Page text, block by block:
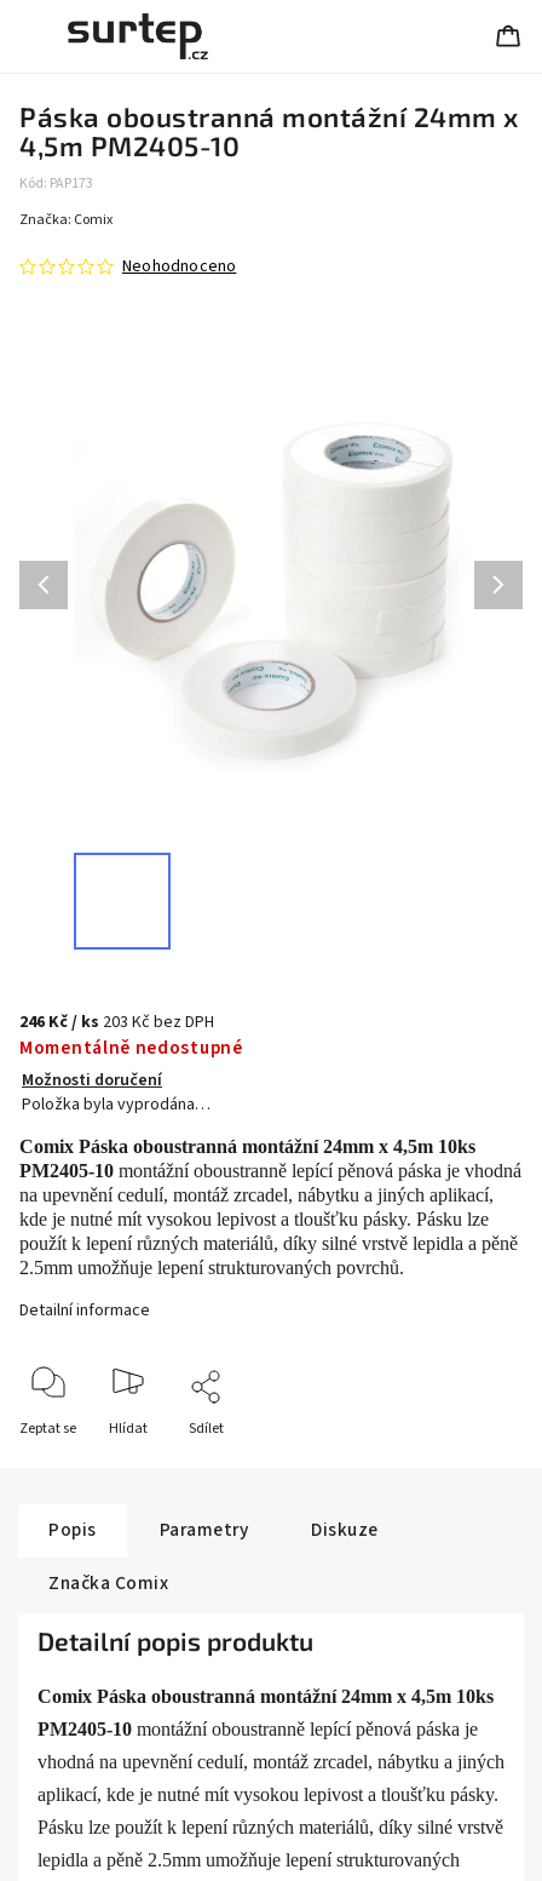
Páska oboustranná montážní 24mm x
4,5m PM2405-10
Kód: PAP173
Neohodnoceno
Značka: Comix
246 Kč/ ks 203 Kč bez DPH
Momentálně nedostupné
Možnosti doručení
Položka byla vyprodána…
Comix Páska oboustranná montážní 24mm x 4,5m 10ks
PM2405-10 montážní oboustranně lepící pěnová páska je vhodná
na upevnění cedulí, montáž zrcadel, nábytku a jiných aplikací,
kde je nutné mít vysokou lepivost a tloušťku pásky. Pásku lze
použít k lepení různých materiálů, díky silné vrstvě lepidla a pěně
2.5mm umožňuje lepení strukturovaných povrchů.
Detailní informace
Zeptat se Hlídat Sdílet
Popis Parametry
Diskuze
Značka Comix
Detailní popis produktu
Comix Páska oboustranná montážní 24mm x 4,5m 10ks
PM2405-10 montážní oboustranně lepící pěnová páska je
vhodná na upevnění cedulí, montáž zrcadel, nábytku a jiných
aplikací, kde je nutné mít vysokou lepivost a tloušťku pásky.
Pásku lze použít k lepení různých materiálů, díky silné vrstvě
lepidla a pěně 2.5mm umožňuje lepení strukturovaných